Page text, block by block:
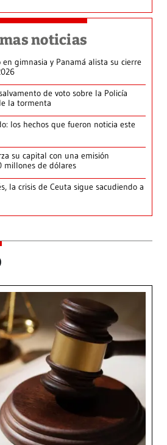
noticias
gimnasia y Panamá alista su cierre
de voto sobre la Policía
la tormenta
los hechos que fueron noticia este
su capital con una emisión
millones de dólares
la crisis de Ceuta sigue sacudiendo a